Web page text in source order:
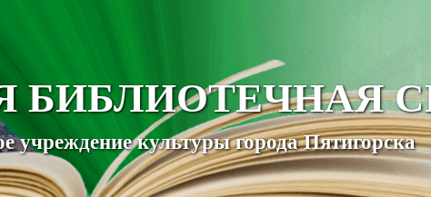
БИБЛИОТЕЧНАЯ
культуры города Пятигорска